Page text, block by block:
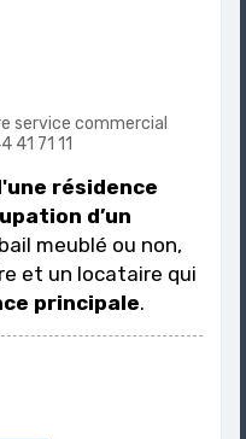
service commercial
41 71 11
résidence
d’un
meublé ou non,
et un locataire qui
principale.